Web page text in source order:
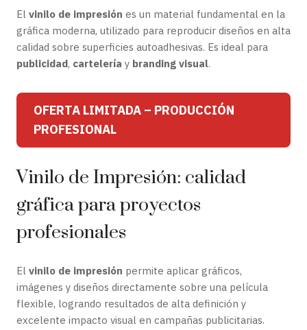
El vinilo de impresión es un material fundamental en la
gráfica moderna, utilizado para reproducir diseños en alta
calidad sobre superficies autoadhesivas. Es ideal para
publicidad, cartelería y branding visual.
OFERTA LIMITADA – PRODUCCIÓN
PROFESIONAL
Vinilo de Impresión: calidad
gráfica para proyectos
profesionales
El vinilo de impresión permite aplicar gráficos,
imágenes y diseños directamente sobre una película
flexible, logrando resultados de alta definición y
excelente impacto visual en campañas publicitarias.